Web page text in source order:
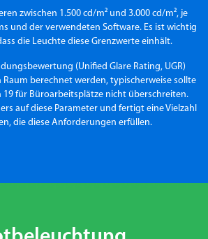
zwischen 1.500 cd/m² und 3.000 cd/m², je
und der verwendeten Software. Es ist wichtig
die Leuchte diese Grenzwerte einhält.
(Unified Glare Rating, UGR)
Raum berechnet werden, typischerweise sollte
19 für Büroarbeitsplätze nicht überschreiten.
auf diese Parameter und fertigt eine Vielzahl
die diese Anforderungen erfüllen.